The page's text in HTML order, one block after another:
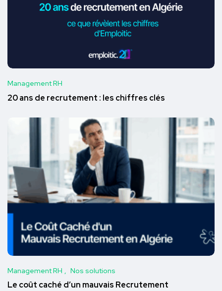
Management RH
20 ans de recrutement : les chiffres clés
Management RH Nos solutions
Le coût caché d’un mauvais Recrutement